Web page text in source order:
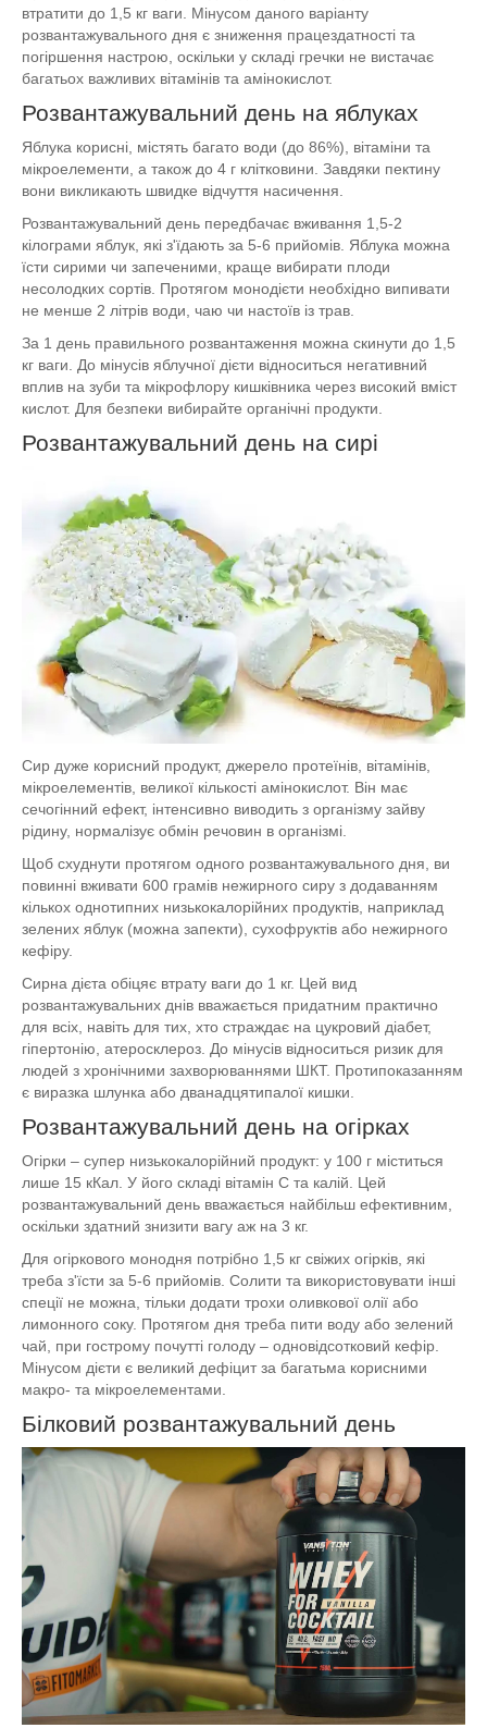
втратити до 1,5 кг ваги. Мінусом даного варіанту
розвантажувального дня є зниження працездатності та
погіршення настрою, оскільки у складі гречки не вистачає
багатьох важливих вітамінів та амінокислот.
Розвантажувальний день на яблуках
Яблука корисні, містять багато води (до 86%), вітаміни та
мікроелементи, а також до 4 г клітковини. Завдяки пектину
вони викликають швидке відчуття насичення.
Розвантажувальний день передбачає вживання 1,5-2
кілограми яблук, які з'їдають за 5-6 прийомів. Яблука можна
їсти сирими чи запеченими, краще вибирати плоди
несолодких сортів. Протягом монодієти необхідно випивати
не менше 2 літрів води, чаю чи настоїв із трав.
За 1 день правильного розвантаження можна скинути до 1,5
кг ваги. До мінусів яблучної дієти відноситься негативний
вплив на зуби та мікрофлору кишківника через високий вміст
кислот. Для безпеки вибирайте органічні продукти.
Розвантажувальний день на сирі
Сир дуже корисний продукт, джерело протеїнів, вітамінів,
мікроелементів, великої кількості амінокислот. Він має
сечогінний ефект, інтенсивно виводить з організму зайву
рідину, нормалізує обмін речовин в організмі.
Щоб схуднути протягом одного розвантажувального дня, ви
повинні вживати 600 грамів нежирного сиру з додаванням
кількох однотипних низькокалорійних продуктів, наприклад
зелених яблук (можна запекти), сухофруктів або нежирного
кефіру.
Сирна дієта обіцяє втрату ваги до 1 кг. Цей вид
розвантажувальних днів вважається придатним практично
для всіх, навіть для тих, хто страждає на цукровий діабет,
гіпертонію, атеросклероз. До мінусів відноситься ризик для
людей з хронічними захворюваннями ШКТ. Протипоказанням
є виразка шлунка або дванадцятипалої кишки.
Розвантажувальний день на огірках
Огірки – супер низькокалорійний продукт: у 100 г міститься
лише 15 кКал. У його складі вітамін С та калій. Цей
розвантажувальний день вважається найбільш ефективним,
оскільки здатний знизити вагу аж на 3 кг.
Для огіркового монодня потрібно 1,5 кг свіжих огірків, які
треба з'їсти за 5-6 прийомів. Солити та використовувати інші
спеції не можна, тільки додати трохи оливкової олії або
лимонного соку. Протягом дня треба пити воду або зелений
чай, при гострому почутті голоду – одновідсотковий кефір.
Мінусом дієти є великий дефіцит за багатьма корисними
макро- та мікроелементами.
Білковий розвантажувальний день